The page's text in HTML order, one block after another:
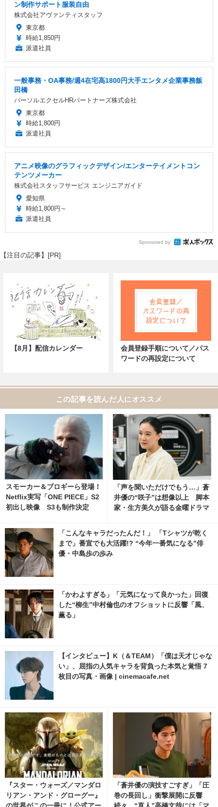
ン制作サポート服装自由
株式会社アヴァンティスタッフ
東京都
時給1,850円
派遣社員
一般事務・OA事務/週4在宅高1800円大手エンタメ企業事務飯
田橋
パーソルエクセルHRパートナーズ株式会社
東京都
時給1,800円
派遣社員
アニメ映像のグラフィックデザイン/エンターテイメントコン
テンツメーカー
株式会社スタッフサービス エンジニアガイド
愛知県
時給1,800円～
派遣社員
Sponsored by
【注目の記事】[PR]
【8月】配信カレンダー
会員登録手順について／パス
ワードの再設定について
この記事を読んだ人にオススメ
スモーカー＆ブロギーら登場！
Netflix実写「ONE PIECE」S2
初出し映像 S3も制作決定
「声を聞いただけでもう…」蒼
井優の“咲子”は想像以上 脚本
家・生方美久が語る金曜ドラマ
「こんなキャラだったんだ！」 「Tシャツが乾く
まで」番宣でも大活躍!? “今年一番気になる”俳
優・中島歩の歩み
「かわよすぎる」「元気になって良かった」回復
した“柳生”中村倫也のオフショットに反響「風、
薫る」
【インタビュー】K（＆TEAM）「僕は天才じゃな
い」、屈指の人気キャラを背負った本気と覚悟 7
枚目の写真・画像 | cinemacafe.net
『スター・ウォーズ／マンダロ
リアン・アンド・グローグー』
の世界がこの一冊に！公式アー
「蒼井優の演技すごすぎ」「圧
巻の長回し」衝撃展開に反響